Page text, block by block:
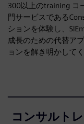
300以上のtraining コ
門サービスである
ションを体験し、
成長のための代替ア
ョンを解き明かしてく
コンサルト